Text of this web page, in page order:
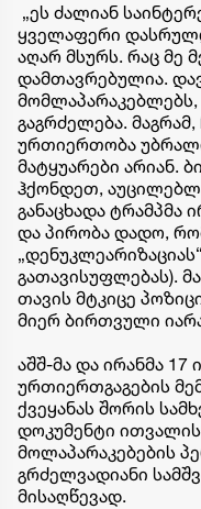
„ეს ძალიან
ყველაფერი
აღარ მსურს. რაც მე
დამთავრებულია.
გაგრძელება.
ურთიერთობა
მატყუარები არიან.
ჰქონდეთ,
განაცხადა ტრამპმა
და პირობა დადო,
გათავისუფლებას).
თავის მტკიცე
მიერ ბირთვული
აშშ-მა და ირანმა 17
ურთიერთგაგების
ქვეყანას შორის
დოკუმენტი
მოლაპარაკებების
გრძელვადიანი
მისაღწევად.